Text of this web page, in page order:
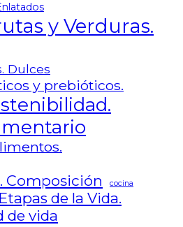
y Verduras.
Dulces
y prebióticos.
Composición cocina
de la Vida.
de vida